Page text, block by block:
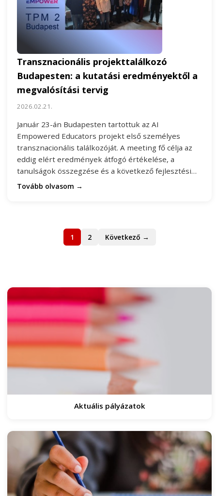
Transznacionális projekttalálkozó
Budapesten: a kutatási eredményektől a
megvalósítási tervig
2026.02.21.
Január 23-án Budapesten tartottuk az AI
Empowered Educators projekt első személyes
transznacionális találkozóját. A meeting fő célja az
eddig elért eredmények átfogó értékelése, a
tanulságok összegzése és a következő fejlesztési…
Tovább olvasom →
1 2 Következő →
Aktuális pályázatok